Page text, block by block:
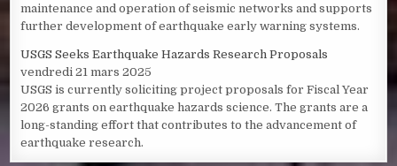
maintenance and operation of seismic networks and supports
further development of earthquake early warning systems.
USGS Seeks Earthquake Hazards Research Proposals
vendredi 21 mars 2025
USGS is currently soliciting project proposals for Fiscal Year
2026 grants on earthquake hazards science. The grants are a
long-standing effort that contributes to the advancement of
earthquake research.